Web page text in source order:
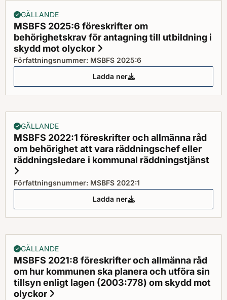
GÄLLANDE
MSBFS 2025:6 föreskrifter om
behörighetskrav för antagning till utbildning i
skydd mot olyckor
Författningsnummer: MSBFS 2025:6
Ladda ner
MSBFS 2025:6 föreskrifter om
GÄLLANDE
MSBFS 2022:1 föreskrifter och allmänna råd
om behörighet att vara räddningschef eller
räddningsledare i kommunal räddningstjänst
Författningsnummer: MSBFS 2022:1
Ladda ner
MSBFS 2022:1 föreskrifter och
GÄLLANDE
MSBFS 2021:8 föreskrifter och allmänna råd
om hur kommunen ska planera och utföra sin
tillsyn enligt lagen (2003:778) om skydd mot
olyckor